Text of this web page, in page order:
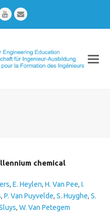
YoutubeEmail
chemical
,E. Heylen,H. Van Pee,I.
,P. Van Puyvelde,S. Huyghe,S.
,W. Van Petegem